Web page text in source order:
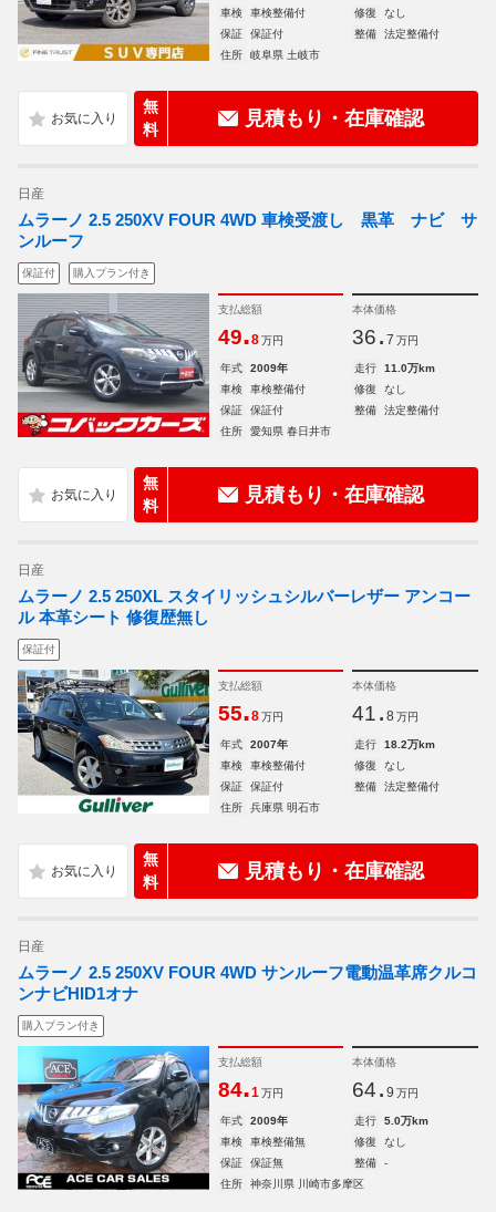
車検
車検整備付 修復
なし
保証
保証付 整備
法定整備付
住所
岐阜県 土岐市
無
料
見積もり・在庫確認
日産
ムラーノ 2.5 250XV FOUR 4WD 車検受渡し 黒革 ナビ サ
ンルーフ
保証付 購入プラン付き
支払総額
49.8 万円
本体価格
36. 7 万円
年式 2009年 走行
11.0万km
車検
車検整備付 修復
なし
保証
保証付 整備
法定整備付
住所
愛知県 春日井市
無
料
見積もり・在庫確認
日産
ムラーノ 2.5 250XL スタイリッシュシルバーレザー アンコー
ル 本革シート 修復歴無し
保証付
支払総額
55.8 万円
本体価格
41. 8 万円
年式 2007年 走行
18.2万km
車検
車検整備付 修復
なし
保証
保証付 整備
法定整備付
住所
兵庫県 明石市
無
料
見積もり・在庫確認
日産
ムラーノ 2.5 250XV FOUR 4WD サンルーフ電動温革席クルコ
ンナビHID1オナ
購入プラン付き
支払総額
84.1 万円
本体価格
64. 9 万円
年式 2009年 走行
5.0万km
車検
車検整備無 修復
なし
保証
保証無 整備
-
住所
神奈川県 川崎市多摩区